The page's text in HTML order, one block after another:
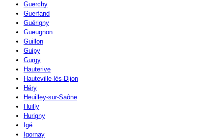
Guerchy
Guerfand
Guérigny
Gueugnon
Guillon
Guipy
Gurgy
Hauterive
Hauteville-lès-Dijon
Héry
Heuilley-sur-Saône
Huilly
Hurigny
Igé
Igornay